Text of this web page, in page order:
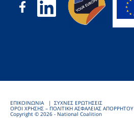
ΕΠΙΚΟΙΝΩΝΙΑ
ΣΥΧΝΕΣ ΕΡΩΤΗΣΕΙΣ
ΟΡΟΙ ΧΡΗΣΗΣ – ΠΟΛΙΤΙΚΗ ΑΣΦΑΛΕΙΑΣ ΑΠΟΡΡΗΤΟΥ
Copyright © 2026 - National Coalition